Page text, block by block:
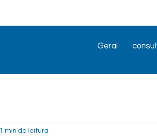
Geral
1 min de leitura